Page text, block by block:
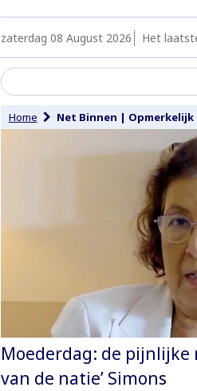
zaterdag 08 August 2026 Het
Home Net Binnen | Opmerkelijk
Moederdag: de pijnlijke
van de natie’ Simons